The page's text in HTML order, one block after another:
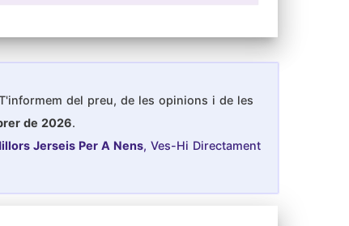
del preu, de les opinions i de les
de 2026.
Jerseis Per A Nens, Ves-Hi Directament